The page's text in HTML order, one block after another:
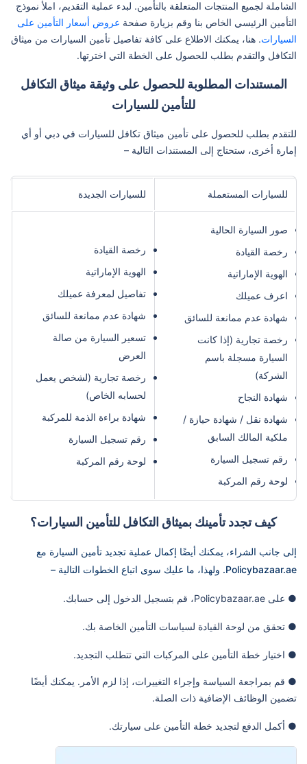
الشاملة لجميع المنتجات المتعلقة بالتأمين. لبدء عملية التقديم، املأ نموذج
التأمين الرئيسي الخاص بنا وقم بزيارة صفحة عروض أسعار التأمين على
السيارات. هنا، يمكنك الاطلاع على كافة تفاصيل تأمين السيارات من ميثاق
التكافل والتقدم بطلب للحصول على الخطة التي اخترتها.
المستندات المطلوبة للحصول على وثيقة ميثاق التكافل
للتأمين للسيارات
للتقدم بطلب للحصول على تأمين ميثاق تكافل للسيارات في دبي أو أي
إمارة أخرى، ستحتاج إلى المستندات التالية –
للسيارات المستعملة للسيارات الجديدة
صور السيارة الحالية
رخصة القيادة
الهوية الإماراتية
اعرف عميلك
شهادة عدم ممانعة للسائق
رخصة تجارية (إذا كانت
السيارة مسجلة باسم
الشركة)
شهادة النجاح
شهادة نقل / شهادة حيازة /
ملكية المالك السابق
رقم تسجيل السيارة
لوحة رقم المركبة
رخصة القيادة
الهوية الإماراتية
تفاصيل لمعرفة عميلك
شهادة عدم ممانعة للسائق
تسعير السيارة من صالة
العرض
رخصة تجارية (لشخص يعمل
لحسابه الخاص)
شهادة براءة الذمة للمركبة
رقم تسجيل السيارة
لوحة رقم المركبة
كيف تجدد تأمينك بميثاق التكافل للتأمين السيارات؟
إلى جانب الشراء، يمكنك أيضًا إكمال عملية تجديد تأمين السيارة مع
Policybazaar.ae. ولهذا، ما عليك سوى اتباع الخطوات التالية –
● على Policybazaar.ae، قم بتسجيل الدخول إلى حسابك.
● تحقق من لوحة القيادة لسياسات التأمين الخاصة بك.
● اختيار خطة التأمين على المركبات التي تتطلب التجديد.
● قم بمراجعة السياسة وإجراء التغييرات، إذا لزم الأمر. يمكنك أيضًا
تضمين الوظائف الإضافية ذات الصلة.
● أكمل الدفع لتجديد خطة التأمين على سيارتك.